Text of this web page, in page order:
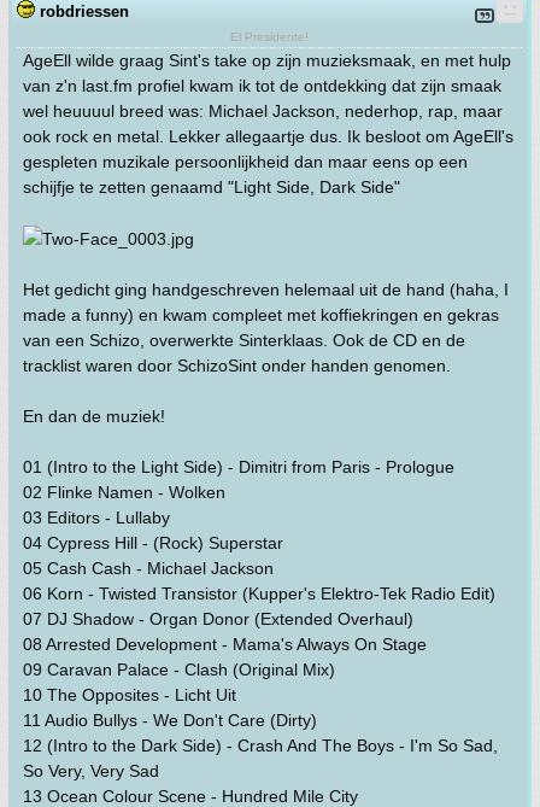
robdriessen
El Presidente!
AgeEll wilde graag Sint's take op zijn muzieksmaak, en met hulp
van z'n last.fm profiel kwam ik tot de ontdekking dat zijn smaak
wel heuuuul breed was: Michael Jackson, nederhop, rap, maar
ook rock en metal. Lekker allegaartje dus. Ik besloot om AgeEll's
gespleten muzikale persoonlijkheid dan maar eens op een
schijfje te zetten genaamd "Light Side, Dark Side"
Het gedicht ging handgeschreven helemaal uit de hand (haha, I
made a funny) en kwam compleet met koffiekringen en gekras
van een Schizo, overwerkte Sinterklaas. Ook de CD en de
tracklist waren door SchizoSint onder handen genomen.
En dan de muziek!
01 (Intro to the Light Side) - Dimitri from Paris - Prologue
02 Flinke Namen - Wolken
03 Editors - Lullaby
04 Cypress Hill - (Rock) Superstar
05 Cash Cash - Michael Jackson
06 Korn - Twisted Transistor (Kupper's Elektro-Tek Radio Edit)
07 DJ Shadow - Organ Donor (Extended Overhaul)
08 Arrested Development - Mama's Always On Stage
09 Caravan Palace - Clash (Original Mix)
10 The Opposites - Licht Uit
11 Audio Bullys - We Don't Care (Dirty)
12 (Intro to the Dark Side) - Crash And The Boys - I'm So Sad,
So Very, Very Sad
13 Ocean Colour Scene - Hundred Mile City